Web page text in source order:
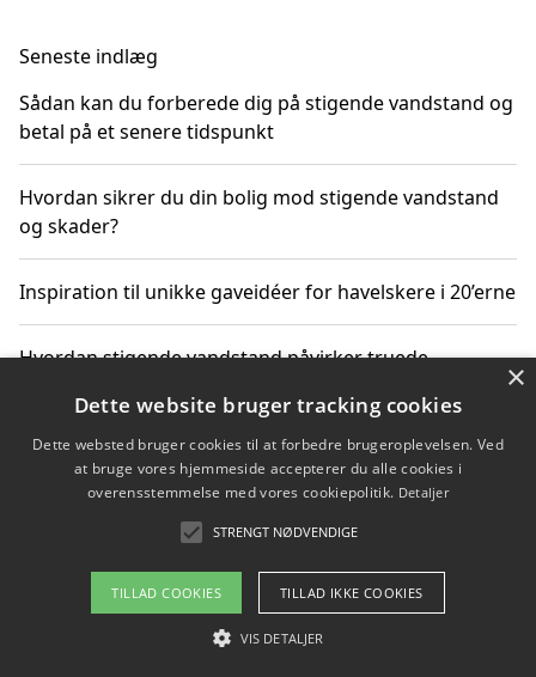
Seneste indlæg
Sådan kan du forberede dig på stigende vandstand og
betal på et senere tidspunkt
Hvordan sikrer du din bolig mod stigende vandstand
og skader?
Inspiration til unikke gaveidéer for havelskere i 20’erne
Hvordan stigende vandstand påvirker truede
Sådan vælger du de bedste vandrerygsække til
vandreture i Danmark
Copyright 2026 - Pilanto Aps
Om / kontakt
×
Dette website bruger tracking cookies
Dette websted bruger cookies til at forbedre brugeroplevelsen. Ved
at bruge vores hjemmeside accepterer du alle cookies i
overensstemmelse med vores cookiepolitik. Detaljer
STRENGT NØDVENDIGE
TILLAD COOKIES TILLAD IKKE COOKIES
VIS DETALJER